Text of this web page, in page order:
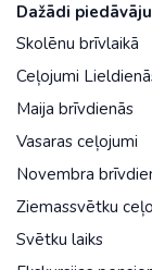
Dažādi
Skolēnu brīvlaikā
Ceļojumi
Maija brīvdienās
Vasaras ceļojumi
Novembra
Ziemassvētku
Svētku laiks